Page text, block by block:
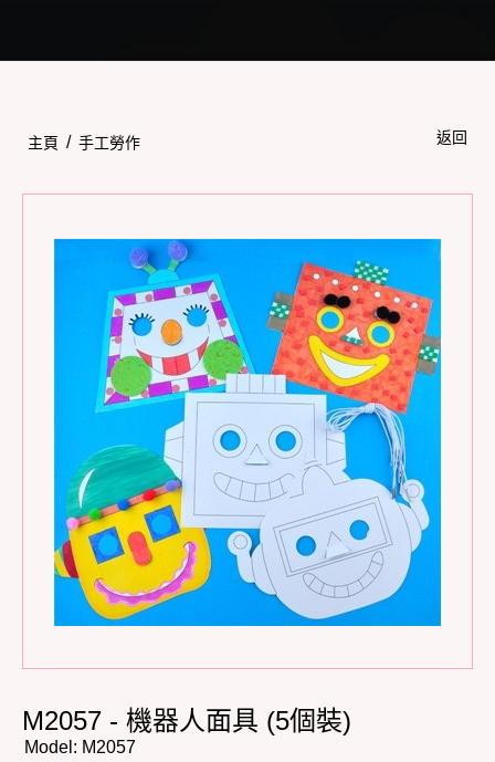
主頁 / 手工勞作 返回
M2057 - 機器人面具 (5個裝)
Model: M2057